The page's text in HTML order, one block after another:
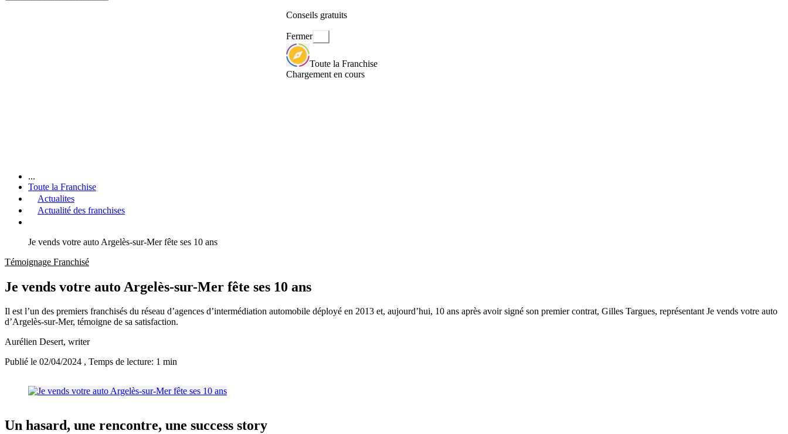
Conseils gratuits
Fermer
Toute la Franchise
Chargement en cours
...
Toute la Franchise
Actualites
Actualité des franchises
Je vends votre auto Argelès-sur-Mer fête ses 10 ans
Témoignage Franchisé
Je vends votre auto Argelès-sur-Mer fête ses 10 ans
Il est l’un des premiers franchisés du réseau d’agences d’intermédiation automobile déployé en 2013 et, aujourd’hui, 10 ans après avoir signé son premier contrat, Gilles Targues, représentant Je vends votre auto
d’Argelès-sur-Mer, témoigne de sa satisfaction.
Aurélien Desert, writer
Publié le 02/04/2024 , Temps de lecture: 1 min
Un hasard, une rencontre, une success story